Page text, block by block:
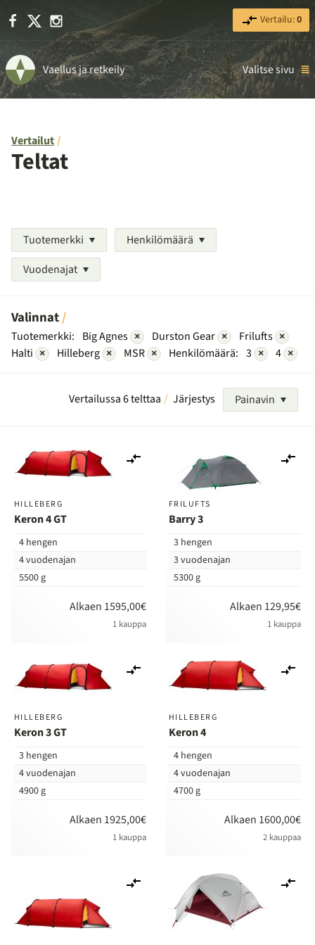
Facebook Instagram Vertailu:0
Vaellus ja retkeily Valitse sivu
Vertailut
Teltat
Tuotemerkki
Henkilömäärä
Vuodenajat
Valinnat
Tuotemerkki: Big Agnes × Durston Gear × Frilufts ×
Halti × Hilleberg × MSR × Henkilömäärä: 3 × 4 ×
Vertailussa 6 telttaa Järjestys Painavin
HILLEBERG
Keron 4 GT
4 hengen
4 vuodenajan
5500 g
Alkaen 1595,00€
1 kauppa
vertailuun
FRILUFTS
Barry 3
3 hengen
3 vuodenajan
5300 g
Alkaen 129,95€
1 kauppa
HILLEBERG
Keron 3 GT
3 hengen
4 vuodenajan
4900 g
Alkaen 1925,00€
1 kauppa
vertailuun
HILLEBERG
Keron 4
4 hengen
4 vuodenajan
4700 g
Alkaen 1600,00€
2 kauppaa
vertailuun